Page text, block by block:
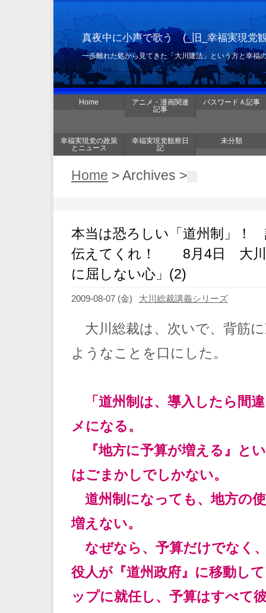
真夜中に小声で歌う (_旧_幸福実現党
一歩離れた処から見てきた「大川隆法」という方と幸福
Home
アニメ・漫画関連
記事
パスワードＡ記事
幸福実現党の政策
とニュース
幸福実現党観察日
記
未分類
Home > Archives >
本当は恐ろしい「道州制」！
伝えてくれ！ 8月4日 大川
に屈しない心」(2)
2009-08-07 (金) 大川総裁講義シリーズ
大川総裁は、次いで、背筋
ようなことを口にした。
「道州制は、導入したら間
メになる。
『地方に予算が増える』と
はごまかしでしかない。
道州制になっても、地方の
増えない。
なぜなら、予算だけでなく
役人が『道州政府』に移動し
ップに就任し、予算はすべて